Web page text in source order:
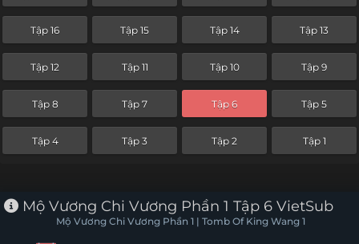
Tập 16 Tập 15 Tập 14 Tập 13
Tập 12 Tập 11 Tập 10 Tập 9
Tập 8 Tập 7 Tập 6 Tập 5
Tập 4 Tập 3 Tập 2 Tập 1
Mộ Vương Chi Vương Phần 1 Tập 6 VietSub
Mộ Vương Chi Vương Phần 1 | Tomb Of King Wang 1